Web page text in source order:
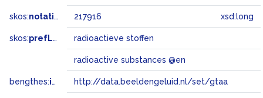
skos:notation 217916 xsd:long
skos:prefLabel radioactieve stoffen
radioactive substances @en
bengthes:inSet http://data.beeldengeluid.nl/set/gtaa